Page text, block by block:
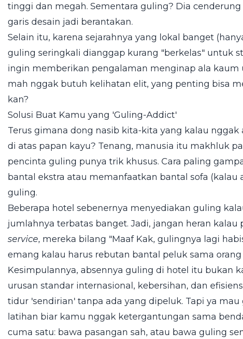
tinggi dan megah. Sementara guling? Dia
garis desain jadi berantakan.
Selain itu, karena sejarahnya yang lokal banget
guling seringkali dianggap kurang "berkelas" untuk
ingin memberikan pengalaman menginap ala kaum
mah nggak butuh kelihatan elit, yang penting bisa
kan?
Solusi Buat Kamu yang 'Guling-Addict'
Terus gimana dong nasib kita-kita yang kalau
di atas papan kayu? Tenang, manusia itu makhluk
pencinta guling punya trik khusus. Cara paling
bantal ekstra atau memanfaatkan bantal sofa (kalau
guling.
Beberapa hotel sebenernya menyediakan guling
jumlahnya terbatas banget. Jadi, jangan heran kalau
service, mereka bilang "Maaf Kak, gulingnya lagi
emang kalau harus rebutan bantal peluk sama
Kesimpulannya, absennya guling di hotel itu bukan
urusan standar internasional, kebersihan, dan
tidur 'sendirian' tanpa ada yang dipeluk. Tapi ya
latihan biar kamu nggak ketergantungan sama
cuma satu: bawa pasangan sah, atau bawa guling